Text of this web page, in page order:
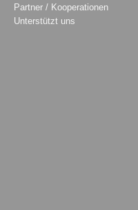
Partner / Kooperationen
Unterstützt uns